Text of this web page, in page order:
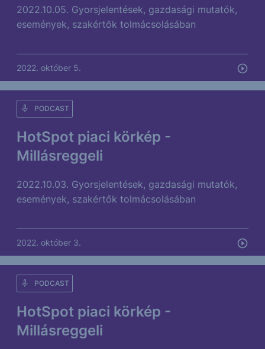
2022.10.05. Gyorsjelentések, gazdasági mutatók,
események, szakértők tolmácsolásában
2022. október 5.
HotSpot piaci körkép -
Millásreggeli
PODCAST
2022.10.03. Gyorsjelentések, gazdasági mutatók,
események, szakértők tolmácsolásában
2022. október 3.
HotSpot piaci körkép -
Millásreggeli
PODCAST